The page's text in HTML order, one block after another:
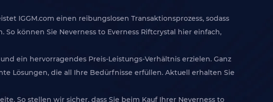
IGGM.com einen reibungslosen Transaktionsprozess, sodass
können Sie Neverness to Everness Riftcrystal hier einfach,
ein hervorragendes Preis-Leistungs-Verhältnis erzielen. Ganz
Lösungen, die all Ihre Bedürfnisse erfüllen. Aktuell erhalten Sie
So stellen wir sicher, dass Sie beim Kauf Ihrer Neverness to